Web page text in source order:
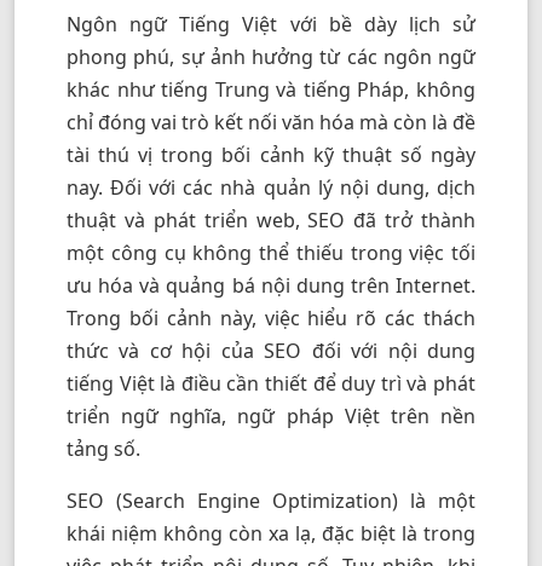
Ngôn ngữ Tiếng Việt với bề dày lịch sử
phong phú, sự ảnh hưởng từ các ngôn ngữ
khác như tiếng Trung và tiếng Pháp, không
chỉ đóng vai trò kết nối văn hóa mà còn là đề
tài thú vị trong bối cảnh kỹ thuật số ngày
nay. Đối với các nhà quản lý nội dung, dịch
thuật và phát triển web, SEO đã trở thành
một công cụ không thể thiếu trong việc tối
ưu hóa và quảng bá nội dung trên Internet.
Trong bối cảnh này, việc hiểu rõ các thách
thức và cơ hội của SEO đối với nội dung
tiếng Việt là điều cần thiết để duy trì và phát
triển ngữ nghĩa, ngữ pháp Việt trên nền
tảng số.
SEO (Search Engine Optimization) là một
khái niệm không còn xa lạ, đặc biệt là trong